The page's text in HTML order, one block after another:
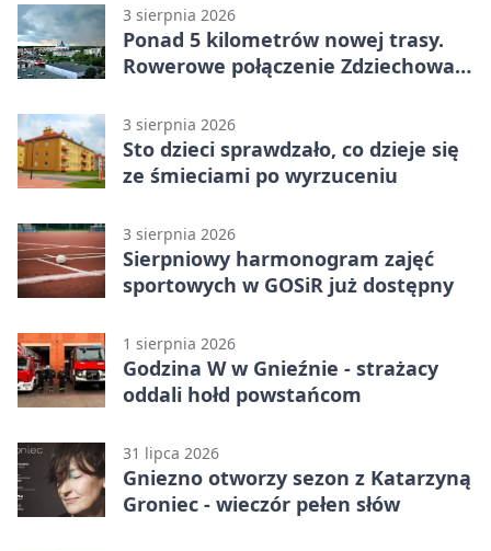
3 sierpnia 2026
Ponad 5 kilometrów nowej trasy.
Rowerowe połączenie Zdziechowa z
3 sierpnia 2026
Sto dzieci sprawdzało, co dzieje się
ze śmieciami po wyrzuceniu
3 sierpnia 2026
Sierpniowy harmonogram zajęć
sportowych w GOSiR już dostępny
1 sierpnia 2026
Godzina W w Gnieźnie - strażacy
oddali hołd powstańcom
31 lipca 2026
Gniezno otworzy sezon z Katarzyną
Groniec - wieczór pełen słów